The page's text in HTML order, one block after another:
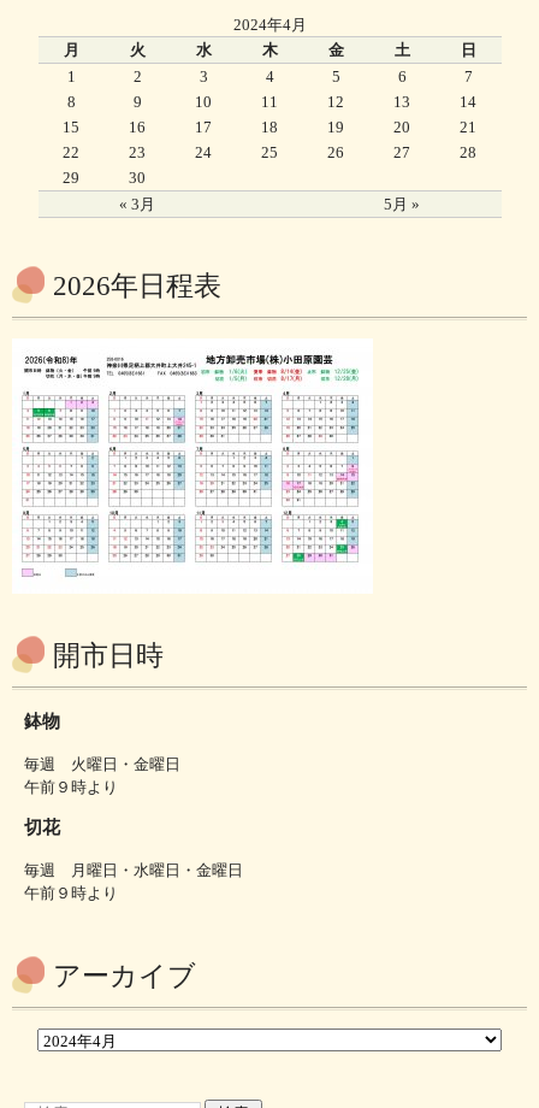
2024年4月
月
火 水 木 金 土 日
« 3月 5月 »
1 2 3 4 5 6
7
8
9 10 11 12 13
14
15
16 17 18 19 20
21
22
23 24 25 26 27
28
29
30
2026年日程表
開市日時
鉢物
毎週 火曜日・金曜日
午前９時より
切花
毎週 月曜日・水曜日・金曜日
午前９時より
アーカイブ